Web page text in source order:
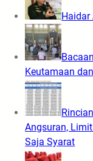
Haidar
Keutamaan
Angsuran,
Saja Syarat